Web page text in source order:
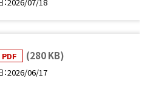
2026/07/18
PDF (280 KB)
2026/06/17